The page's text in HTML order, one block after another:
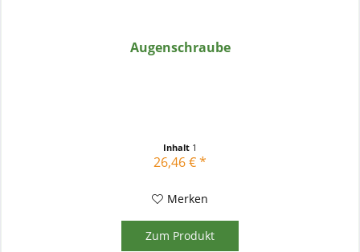
Augenschraube
Inhalt 1
26,46 € *
Merken
Zum Produkt